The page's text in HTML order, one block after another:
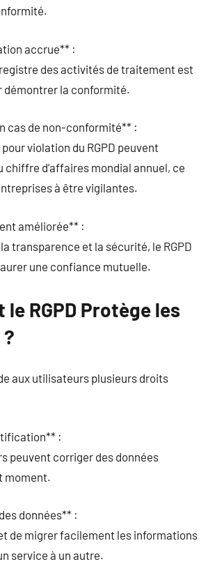
accrue** :
registre des activités de traitement est
démontrer la conformité.
cas de non-conformité** :
violation du RGPD peuvent
chiffre d’affaires mondial annuel, ce
à être vigilantes.
améliorée** :
transparence et la sécurité, le RGPD
une confiance mutuelle.
le RGPD Protège les
aux utilisateurs plusieurs droits
:
peuvent corriger des données
moment.
données** :
de migrer facilement les informations
service à un autre.